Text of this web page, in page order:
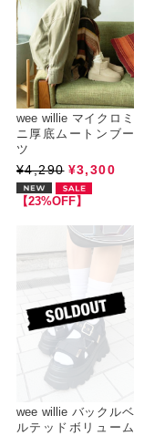
wee willie マイクロミ
ニ厚底ムートンブー
ツ
¥4,290 ¥3,300
【23%OFF】
wee willie バックルベ
ルテッドボリューム